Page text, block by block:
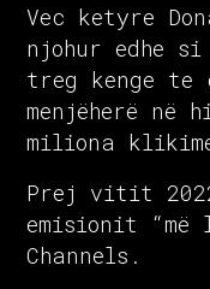
Vec ketyre
njohur edhe
treg kenge
menjëherë në
miliona
Prej vitit
emisionit
Channels.